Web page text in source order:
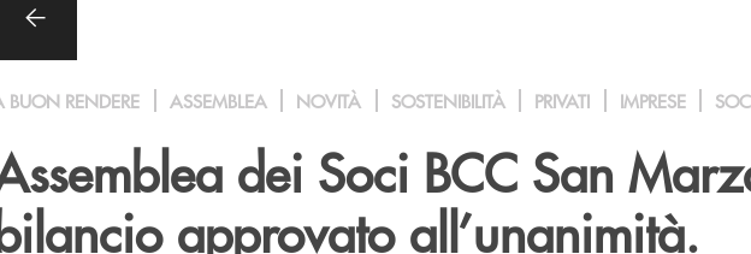
BUON RENDERE ASSEMBLEA NOVITÀ SOSTENIBILITÀ PRIVATI IMPRESE
dei Soci BCC San
approvato all’unanimità.